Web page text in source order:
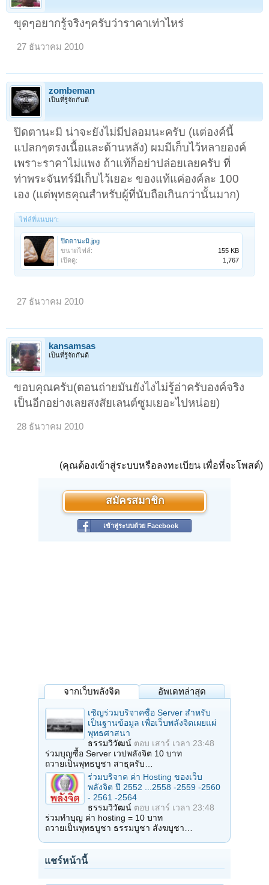
ขุดๆอยากรู้จริงๆครับว่าราคาเท่าไหร่
27 ธันวาคม 2010
zombeman
เป็นที่รู้จักกันดี
ปิดตานะมิ น่าจะยังไม่มีปลอมนะครับ (แต่องค์นี้
แปลกๆตรงเนื้อและด้านหลัง) ผมมีเก็บไว้หลายองค์
เพราะราคาไม่แพง ถ้าแท้ก็อย่าปล่อยเลยครับ ที่
ท่าพระจันทร์มีเก็บไว้เยอะ ของแท้แค่องค์ละ 100
เอง (แต่พุทธคุณสำหรับผู้ที่นับถือเกินกว่านั้นมาก)
ไฟล์ที่แนบมา:
ปิดตานะมิ.jpg
ขนาดไฟล์:
155 KB
เปิดดู:
1,767
27 ธันวาคม 2010
kansamsas
เป็นที่รู้จักกันดี
ขอบคุณครับ(ตอนถ่ายมันยังไงไม่รู้อ่าครับองค์จริง
เป็นอีกอย่างเลยสงสัยเลนต์ซูมเยอะไปหน่อย)
28 ธันวาคม 2010
(คุณต้องเข้าสู่ระบบหรือลงทะเบียน เพื่อที่จะโพสต์)
สมัครสมาชิก
เข้าสู่ระบบด้วย Facebook
จากเว็บพลังจิต อัพเดทล่าสุด
เชิญร่วมบริจาคซื้อ Server สำหรับ
เป็นฐานข้อมูล เพื่อเว็บพลังจิตเผยแผ่
พุทธศาสนา
ธรรมวิวัฒน์ ตอบ เสาร์ เวลา 23:48
ร่วมบุญซื้อ Server เวปพลังจิต 10 บาท
ถวายเป็นพุทธบูชา สาธุครับ…
ร่วมบริจาค ค่า Hosting ของเว็บ
พลังจิต ปี 2552 ...2558 -2559 -2560
- 2561 -2564
ธรรมวิวัฒน์ ตอบ เสาร์ เวลา 23:48
ร่วมทำบุญ ค่า hosting = 10 บาท
ถวายเป็นพุทธบูชา ธรรมบูชา สังฆบูชา…
แชร์หน้านี้